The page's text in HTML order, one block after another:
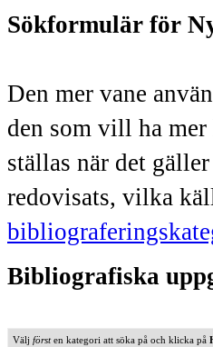
Sökformulär för
Den mer vane
den som vill ha
ställas när det
redovisats, vilka
Bibliografiska
Välj försten kategori att söka på och klicka på